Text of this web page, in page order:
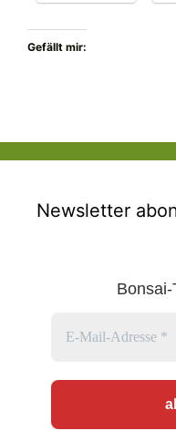
Gefällt mir:
Newsletter